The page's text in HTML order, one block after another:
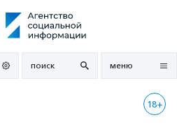
поиск меню
18+